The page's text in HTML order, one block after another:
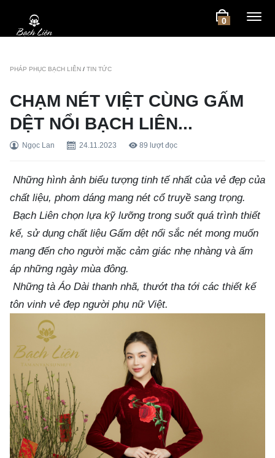
0
PHÁP PHỤC BẠCH LIÊN / TIN TỨC
CHẠM NÉT VIỆT CÙNG GẤM
DỆT NỔI BẠCH LIÊN...
Ngọc Lan 24.11.2023 89 lượt đọc
Những hình ảnh biểu tượng tinh tế nhất của vẻ đẹp của
chất liệu, phom dáng mang nét cổ truyề sang trọng.
Bạch Liên chọn lựa kỹ lưỡng trong suốt quá trình thiết
kế, sử dụng chất liệu Gấm dệt nổi sắc nét mong muốn
mang đến cho người mặc cảm giác nhẹ nhàng và ấm
áp những ngày mùa đông.
Những tà Áo Dài thanh nhã, thướt tha tới các thiết kế
tôn vinh vẻ đẹp người phụ nữ Việt.